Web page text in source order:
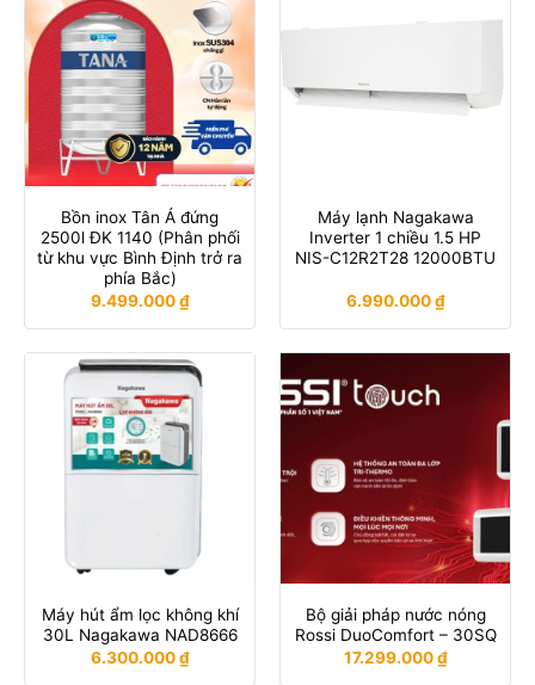
Bồn inox Tân Á đứng
2500l ĐK 1140 (Phân phối
từ khu vực Bình Định trở ra
phía Bắc)
9.499.000₫
Máy lạnh Nagakawa
Inverter 1 chiều 1.5 HP
NIS-C12R2T28 12000BTU
6.990.000₫
Máy hút ẩm lọc không khí
30L Nagakawa NAD8666
6.300.000₫
Bộ giải pháp nước nóng
Rossi DuoComfort – 30SQ
17.299.000₫